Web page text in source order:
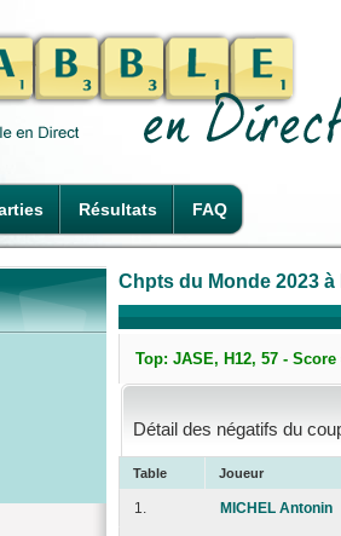
Résultats FAQ
Chpts du Monde 2023
Top: JASE, H12, 57 - Score
Détail des négatifs du
Table Joueur
1. MICHEL Antonin